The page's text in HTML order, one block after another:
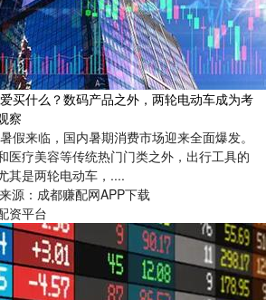
买什么？数码产品之外，两轮电动车成为考
察
假来临，国内暑期消费市场迎来全面爆发。
医疗美容等传统热门门类之外，出行工具的
其是两轮电动车，....
来源：成都赚配网APP下载
资平台